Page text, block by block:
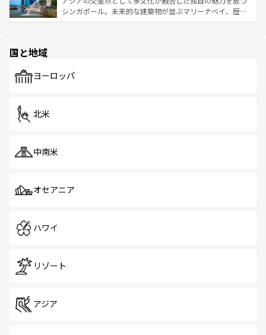
た文化、そして多様な観光資源が、訪れる旅人を魅了し続
うな絶景から文化的な体験まで、香港を存分に楽しみ尽く
シンガポール。未来的な建築物が並ぶマリーナベイ、歴史
で、ホーカーズは地元の風情を楽しめる外せないスポット
国と地域
ヨーロッパ
北米
中南米
オセアニア
ハワイ
リゾート
アジア